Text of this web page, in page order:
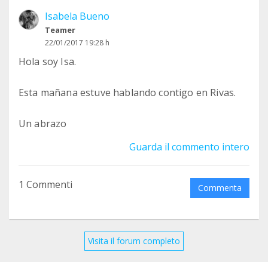
Isabela Bueno
Teamer
22/01/2017 19:28 h
Hola soy Isa.
Esta mañana estuve hablando contigo en Rivas.
Un abrazo
Guarda il commento intero
1 Commenti Commenta
Visita il forum completo